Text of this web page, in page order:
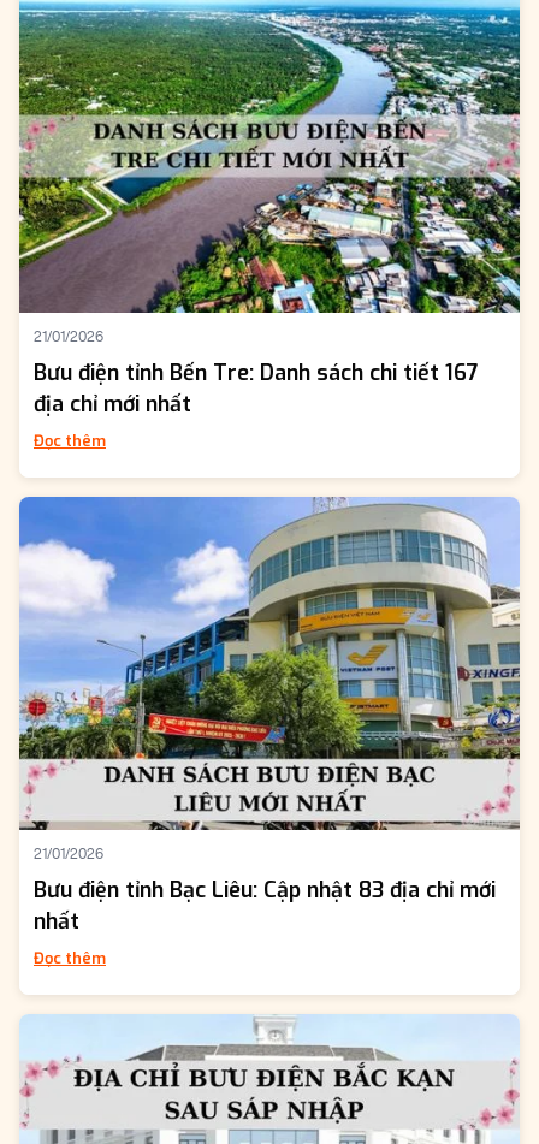
21/01/2026
Bưu điện tỉnh Bến Tre: Danh sách chi tiết 167
địa chỉ mới nhất
Đọc thêm
21/01/2026
Bưu điện tỉnh Bạc Liêu: Cập nhật 83 địa chỉ mới
nhất
Đọc thêm